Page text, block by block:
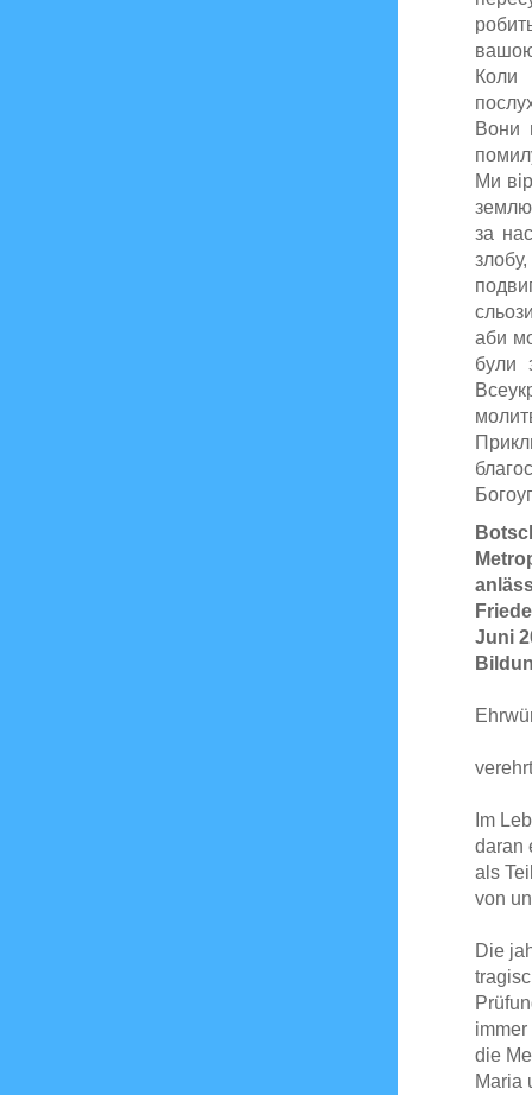
вашою
Коли
Вони
Ми
за
аби
були
Juni
Im
daran
als
von
Die
die
Maria